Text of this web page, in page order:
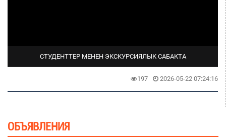
СТУДЕНТТЕР МЕНЕН ЭКСКУРСИЯЛЫК САБАКТА
197 2026-05-22 07:24:16
ОБЪЯВЛЕНИЯ